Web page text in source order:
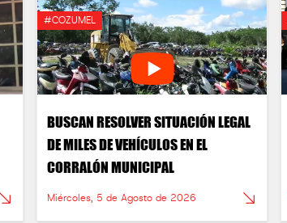
#COZUMEL
BUSCAN RESOLVER SITUACIÓN LEGAL
DE MILES DE VEHÍCULOS EN EL
CORRALÓN MUNICIPAL
Miércoles, 5 de Agosto de 2026